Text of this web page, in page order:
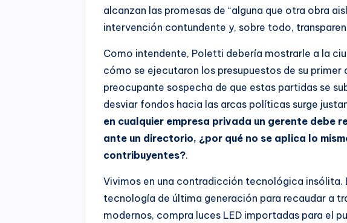
alcanzan las promesas de “alguna que otra obra
intervención contundente y, sobre todo,
Como intendente, Poletti debería mostrarle a la
cómo se ejecutaron los presupuestos de su primer
preocupante sospecha de que estas partidas se
desviar fondos hacia las arcas políticas surge
en cualquier empresa privada un gerente debe
ante un directorio, ¿por qué no se aplica lo
contribuyentes?.
Vivimos en una contradicción tecnológica insólita.
tecnología de última generación para recaudar a
modernos, compra luces LED importadas para el